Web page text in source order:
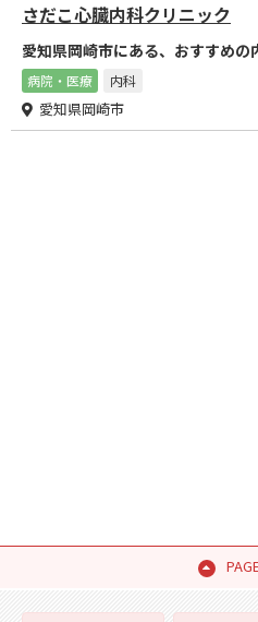
さだこ心臓内科クリニック
愛知県岡崎市にある、おすすめの
病院・医療 内科
愛知県岡崎市